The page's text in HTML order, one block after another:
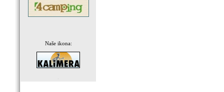
Naše ikona: